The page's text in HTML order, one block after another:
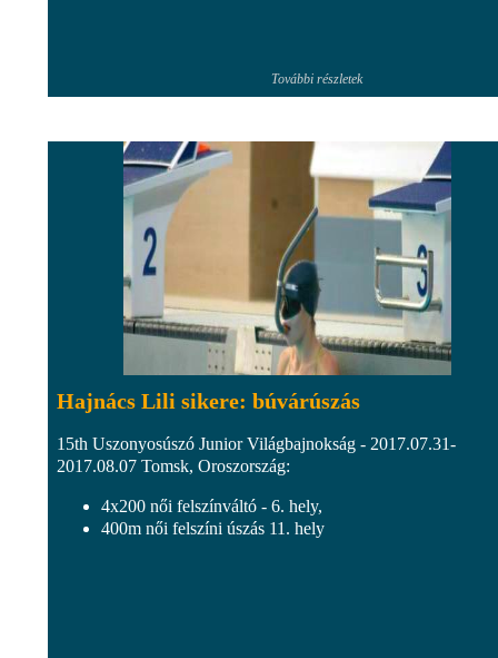
További részletek
Hajnács Lili sikere: búvárúszás
15th Uszonyosúszó Junior Világbajnokság - 2017.07.31-
2017.08.07 Tomsk, Oroszország:
4x200 női felszínváltó - 6. hely,
400m női felszíni úszás 11. hely